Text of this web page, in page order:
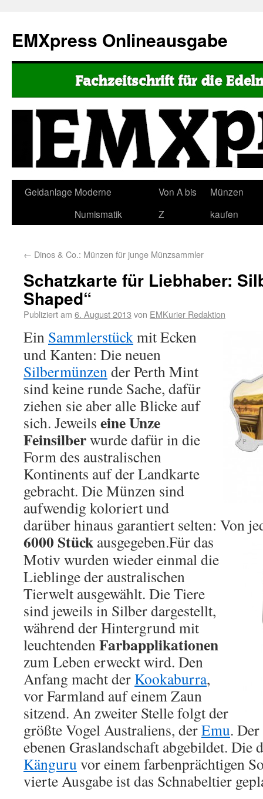
EMXpress Onlineausgabe
Geldanlage Moderne
Numismatik
Von A bis
Z
Münzen
kaufen
← Dinos & Co.: Münzen für junge Münzsammler
Schatzkarte für Liebhaber:
Shaped“
Publiziert am 6. August 2013 von EMKurier Redaktion
Ein Sammlerstückmit Ecken
und Kanten: Die neuen
Silbermünzender Perth Mint
sind keine runde Sache, dafür
ziehen sie aber alle Blicke auf
sich. Jeweils eine Unze
Feinsilberwurde dafür in die
Form des australischen
Kontinents auf der Landkarte
gebracht. Die Münzen sind
aufwendig koloriert und
darüber hinaus garantiert selten: Von
6000 Stück ausgegeben.Für das
Motiv wurden wieder einmal die
Lieblinge der australischen
Tierwelt ausgewählt. Die Tiere
sind jeweils in Silber dargestellt,
während der Hintergrund mit
leuchtendenFarbapplikationen
zum Leben erweckt wird. Den
Anfang macht der Kookaburra,
vor Farmland auf einem Zaun
sitzend. An zweiter Stelle folgt der
größte Vogel Australiens, derEmu.
ebenen Graslandschaft abgebildet. Die
Känguru vor einem farbenprächtigen
vierte Ausgabe ist das Schnabeltier